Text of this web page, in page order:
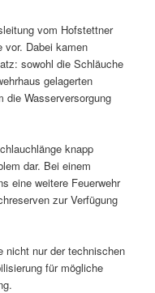
vom Hofstettner
vor. Dabei kamen
sowohl die Schläuche
gelagerten
die Wasserversorgung
knapp
dar. Bei einem
eine weitere Feuerwehr
zur Verfügung
nicht nur der technischen
für mögliche